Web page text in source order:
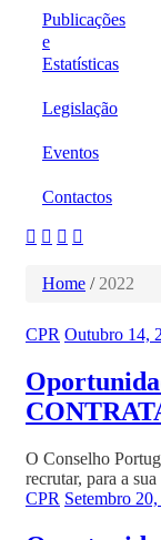
Publicações
e
Estatísticas
Legislação
Eventos
Contactos
Home / 2022
CPR Outubro 14,
O Conselho
recrutar, para a
CPR Setembro